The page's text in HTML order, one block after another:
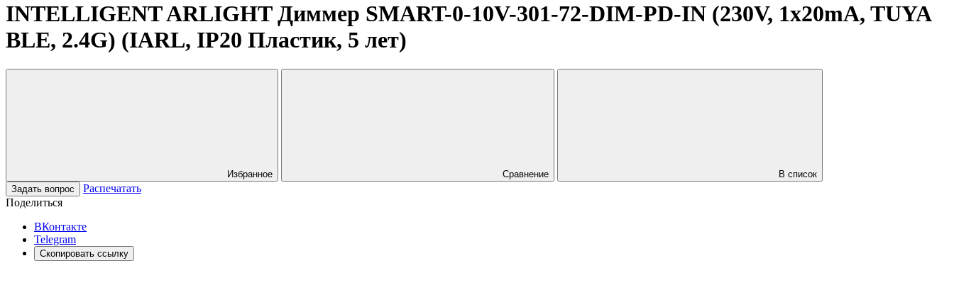
INTELLIGENT ARLIGHT Диммер SMART-0-10V-301-72-DIM-PD-IN (230V, 1x20mA, TUYA
BLE, 2.4G) (IARL, IP20 Пластик, 5 лет)
Избранное Сравнение
В список
Задать вопрос
Распечатать
Поделиться
ВКонтакте
Telegram
Скопировать ссылку